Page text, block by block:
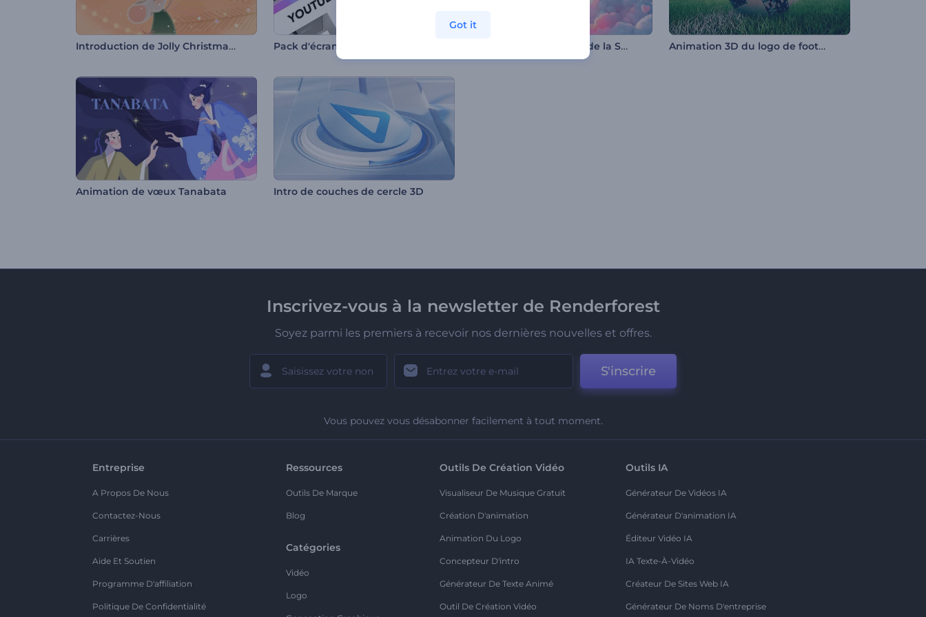
Introduction de Jolly Christmas Mice Pack d'écran de fin YouTube Révélation logo cœurs de la Saint-Valentin Animation 3D du logo de football
Animation de vœux Tanabata Intro de couches de cercle 3D
Inscrivez-vous à la newsletter de Renderforest
Soyez parmi les premiers à recevoir nos dernières nouvelles et offres.
S'inscrire
Vous pouvez vous désabonner facilement à tout moment.
Entreprise
A Propos De Nous
Contactez-Nous
Carrières
Aide Et Soutien
Programme D'affiliation
Politique De Confidentialité
Ressources
Outils De Marque
Blog
Catégories
Vidéo
Logo
Outils De Création Vidéo
Visualiseur De Musique Gratuit
Création D'animation
Animation Du Logo
Concepteur D'intro
Générateur De Texte Animé
Outil De Création Vidéo
Outils IA
Générateur De Vidéos IA
Générateur D'animation IA
Éditeur Vidéo IA
IA Texte-À-Vidéo
Créateur De Sites Web IA
Générateur De Noms D'entreprise
Got it